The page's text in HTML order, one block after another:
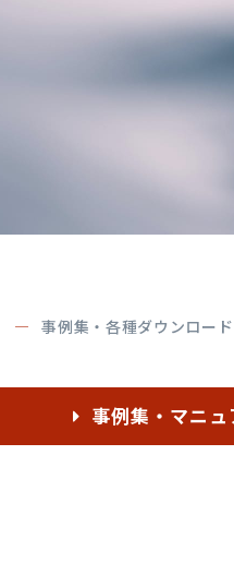
事例集・各種ダウンロード
事例集・マニ